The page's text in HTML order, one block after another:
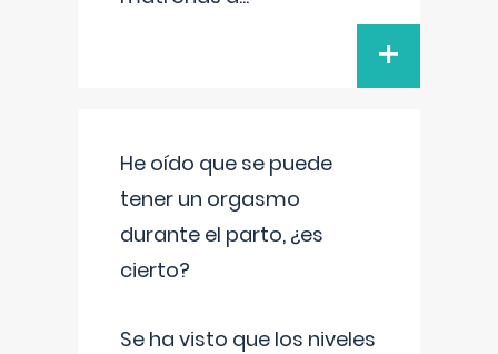
+
He oído que se puede
tener un orgasmo
durante el parto, ¿es
cierto?
Se ha visto que los niveles